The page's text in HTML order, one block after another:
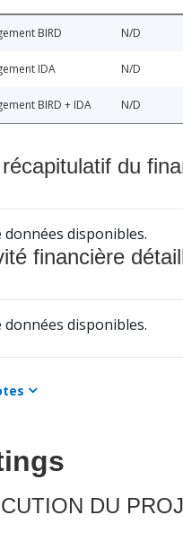
BIRD N/D
IDA N/D
BIRD + IDA N/D
du
données disponibles.
financière
données disponibles.
DU